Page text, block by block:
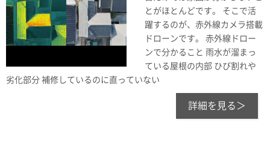
とがほとんどです。 そこで活
躍するのが、赤外線カメラ搭載
ドローンです。 赤外線ドロー
ンで分かること 雨水が溜まっ
ている屋根の内部 ひび割れや
劣化部分 補修しているのに直っていない
詳細を見る＞